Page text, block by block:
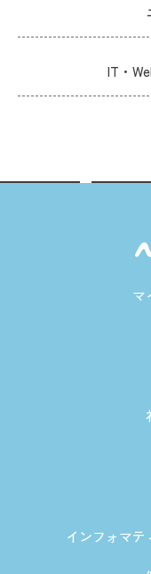
IT・
マ
インフォマ